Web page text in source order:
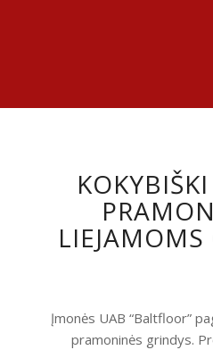
Įmonės UAB “Baltfloor”
pramoninės grindys.